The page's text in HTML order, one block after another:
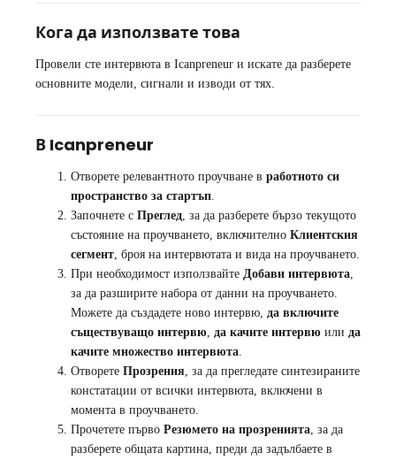
Кога да използвате това
Провели сте интервюта в Icanpreneur и искате да разберете
основните модели, сигнали и изводи от тях.
В Icanpreneur
Отворете релевантното проучване в работното си
пространство за стартъп
Започнете с Преглед , за да разберете бързо текущото
състояние на проучването, включително Клиентския
сегмент , броя на интервютата и вида на проучването.
При необходимост използвайте Добави интервюта
за да разширите набора от данни на проучването.
Можете да създадете ново интервю, да включите
съществуващо интервю да качите интервю или да
качите множество интервюта
Отворете Прозрения , за да прегледате синтезираните
констатации от всички интервюта, включени в
момента в проучването.
Прочетете първо Резюмето на прозренията , за да
разберете общата картина, преди да задълбаете в